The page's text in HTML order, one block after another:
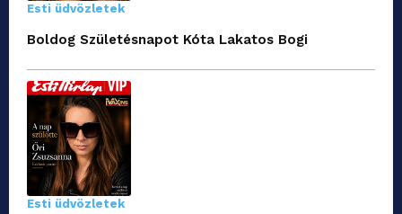
Esti üdvözletek
Boldog Születésnapot Kóta Lakatos Bogi
Esti üdvözletek